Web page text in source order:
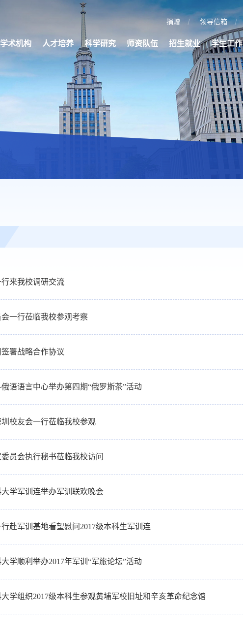
捐赠 领导信箱
学术机构 人才培养 科学研究 师资队伍 招生就业 学生工作
来我校调研交流
会一行莅临我校参观考察
署战略合作协议
语语言中心举办第四期“俄罗斯茶”活动
校友会一行莅临我校参观
委员会执行秘书莅临我校访问
学军训连举办军训联欢晚会
赴军训基地看望慰问2017级本科生军训连
学顺利举办2017年军训“军旅论坛”活动
学组织2017级本科生参观黄埔军校旧址和辛亥革命纪念馆